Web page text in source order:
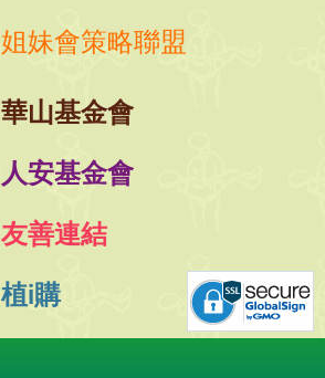
姐妹會策略聯盟
華山基金會
人安基金會
友善連結
植i購